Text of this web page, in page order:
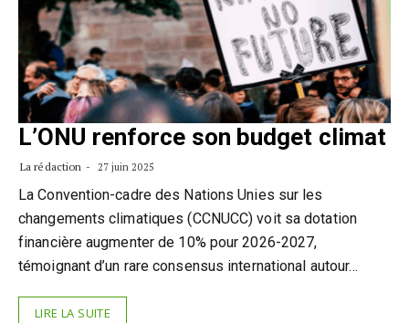
L’ONU renforce son budget climat
La rédaction 27 juin 2025
La Convention-cadre des Nations Unies sur les
changements climatiques (CCNUCC) voit sa dotation
financière augmenter de 10% pour 2026-2027,
témoignant d’un rare consensus international autour…
LIRE LA SUITE